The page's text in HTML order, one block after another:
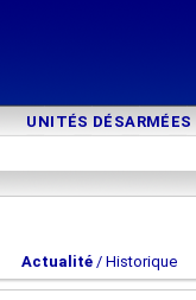
UNITÉS DÉSARMÉES
Actualité / Historique